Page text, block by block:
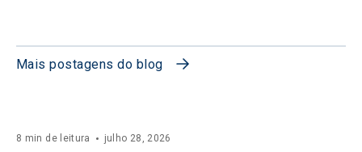
Mais postagens do blog
8 min de leitura julho 28, 2026